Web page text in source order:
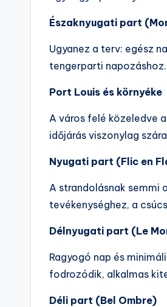
Északnyugati part
Ugyanez a terv: egész
tengerparti napozáshoz.
Port Louis és környéke
A város felé közeledve
időjárás viszonylag
Nyugati part (Flic en
A strandolásnak semmi
tevékenységhez, a
Délnyugati part (Le
Ragyogó nap és
fodrozódik, alkalmas
Déli part (Bel Ombre)